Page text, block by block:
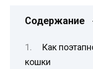
Содержание
Как
кошки